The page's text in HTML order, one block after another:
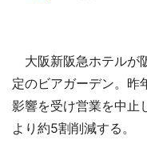
大阪新阪急ホテルが
定のビアガーデン。昨
影響を受け営業を中止
より約5割削減する。